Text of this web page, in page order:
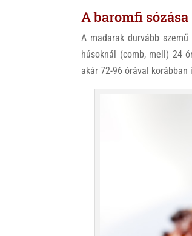
A baromfi
A madarak durvább
húsoknál (comb, mell) 24
akár 72-96 órával